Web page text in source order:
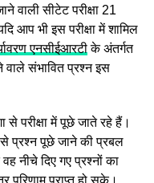
वाली सीटेट परीक्षा 21
आप भी इस परीक्षा में शामिल
एनसीईआरटीके अंतर्गत
वाले संभावित प्रश्न इस
परीक्षा में पूछे जाते रहे हैं।
से प्रश्न पूछे जाने की प्रबल
नीचे दिए गए प्रश्नों का
परिणाम प्राप्त हो सके।